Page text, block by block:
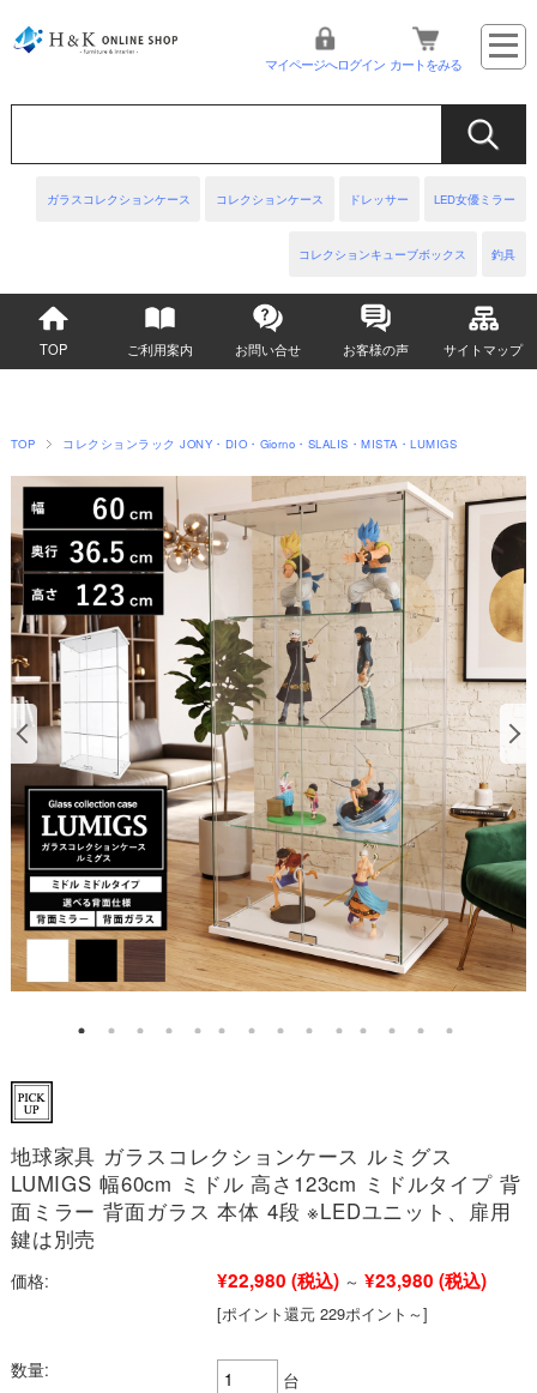
ガラスコレクションケース コレクションケース ドレッサー LED女優ミラー
コレクションキューブボックス 釣具
マイページへログイン カートをみる
TOP ご利用案内 お問い合せ お客様の声 サイトマップ
TOP コレクションラック JONY・DIO・Giorno・SLALIS・MISTA・LUMIGS
地球家具 ガラスコレクションケース ルミグス
LUMIGS 幅60cm ミドル 高さ123cm ミドルタイプ 背
面ミラー 背面ガラス 本体 4段 ※LEDユニット、扉用
鍵は別売
価格: ¥22,980 (税込) ～ ¥23,980 (税込)
[ポイント還元 229ポイント～]
数量: 台